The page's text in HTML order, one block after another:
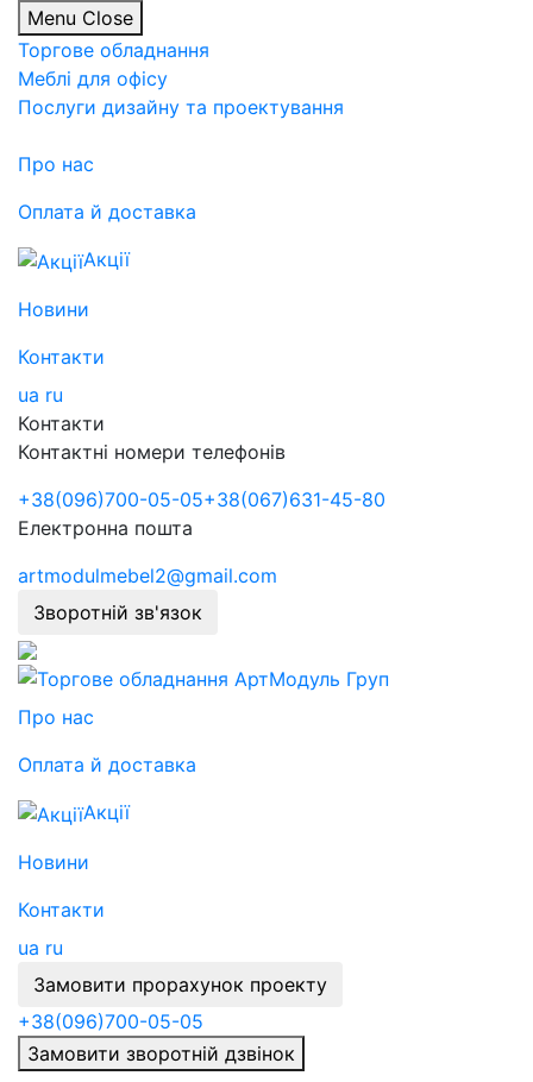
Menu Close
Торгове обладнання
Меблі для офісу
Послуги дизайну та проектування
Про нас
Оплата й доставка
Акції
Новини
Контакти
ua ru
Контакти
Контактні номери телефонів
+38(096)700-05-05+38(067)631-45-80
Електронна пошта
artmodulmebel2@gmail.com
Зворотній зв'язок
Про нас
Оплата й доставка
Акції
Новини
Контакти
ua ru
Замовити прорахунок проекту
+38(096)700-05-05
Замовити зворотній дзвінок